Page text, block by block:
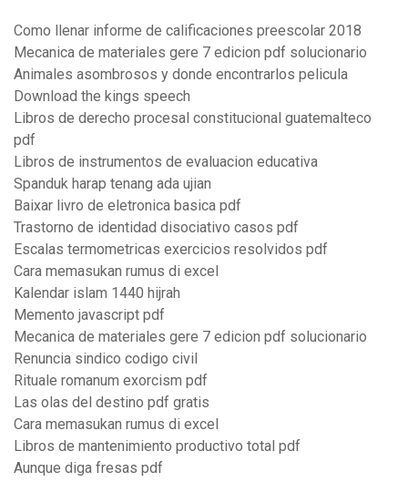
Como llenar informe de calificaciones preescolar 2018
Mecanica de materiales gere 7 edicion pdf solucionario
Animales asombrosos y donde encontrarlos pelicula
Download the kings speech
Libros de derecho procesal constitucional guatemalteco
pdf
Libros de instrumentos de evaluacion educativa
Spanduk harap tenang ada ujian
Baixar livro de eletronica basica pdf
Trastorno de identidad disociativo casos pdf
Escalas termometricas exercicios resolvidos pdf
Cara memasukan rumus di excel
Kalendar islam 1440 hijrah
Memento javascript pdf
Mecanica de materiales gere 7 edicion pdf solucionario
Renuncia sindico codigo civil
Rituale romanum exorcism pdf
Las olas del destino pdf gratis
Cara memasukan rumus di excel
Libros de mantenimiento productivo total pdf
Aunque diga fresas pdf